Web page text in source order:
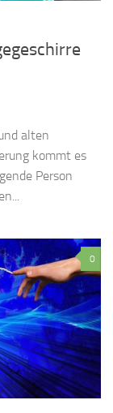
alten
kommt es
Person
0